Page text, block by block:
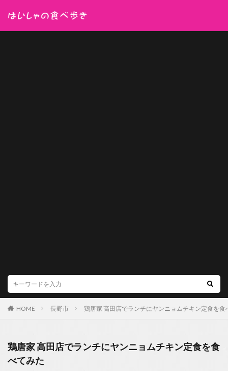
HOME 長野市 鶏唐家 高田店でランチにヤンニョムチキン定食を食
鶏唐家 高田店でランチにヤンニョムチキン定食を食
べてみた